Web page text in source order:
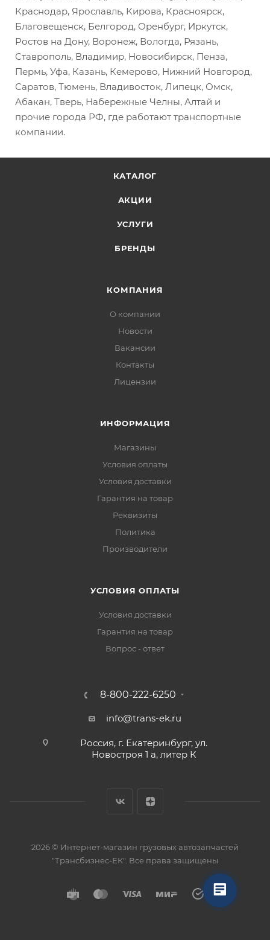
Краснодар, Ярославль, Кирова, Красноярск,
Благовещенск, Белгород, Оренбург, Иркутск,
Ростов на Дону, Воронеж, Вологда, Рязань,
Ставрополь, Владимир, Новосибирск, Пенза,
Пермь, Уфа, Казань, Кемерово, Нижний Новгород,
Саратов, Тюмень, Владивосток, Липецк, Омск,
Абакан, Тверь, Набережные Челны, Алтай и
прочие города РФ, где работают транспортные
компании.
КАТАЛОГ
АКЦИИ
УСЛУГИ
БРЕНДЫ
КОМПАНИЯ
О компании
Новости
Вакансии
Контакты
Лицензии
ИНФОРМАЦИЯ
Магазины
Условия оплаты
Условия доставки
Гарантия на товар
Реквизиты
Политика
Производители
УСЛОВИЯ ОПЛАТЫ
Условия доставки
Гарантия на товар
Вопрос - ответ
8-800-222-6250
info@trans-ek.ru
Россия, г. Екатеринбург, ул.
Новостроя 1 а, литер К
2026 © Интернет-магазин грузовых автозапчастей
"Трансбизнес-ЕК" . Все права защищены